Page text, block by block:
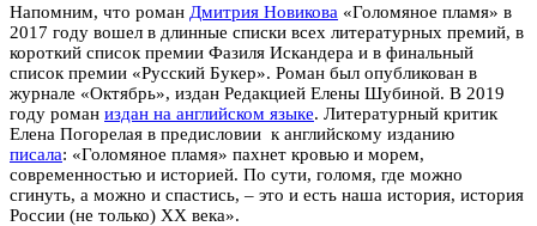
Напомним, что роман Дмитрия Новикова «Голомяное пламя» в
2017 году вошел в длинные списки всех литературных премий, в
короткий список премии Фазиля Искандера и в финальный
список премии «Русский Букер». Роман был опубликован в
журнале «Октябрь», издан Редакцией Елены Шубиной. В 2019
году роман издан на английском языке. Литературный критик
Елена Погорелая в предисловии к английскому изданию
писала: «Голомяное пламя» пахнет кровью и морем,
современностью и историей. По сути, голомя, где можно
сгинуть, а можно и спастись, – это и есть наша история, история
России (не только) XX века».